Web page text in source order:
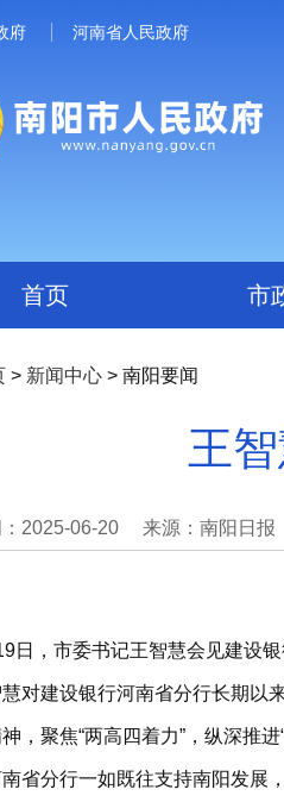
府 河南省人民政府
首页 市
> 新闻中心 > 南阳要闻
王
2025-06-20 来源：南阳日报
日，市委书记王智慧会见建设
对建设银行河南省分行长期以
，聚焦“两高四着力”，纵深推
省分行一如既往支持南阳发展